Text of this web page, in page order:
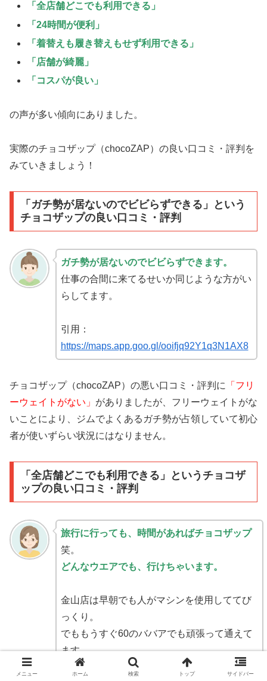
「全店舗どこでも利用できる」
「24時間が便利」
「着替えも履き替えもせず利用できる」
「店舗が綺麗」
「コスパが良い」
の声が多い傾向にありました。
実際のチョコザップ（chocoZAP）の良い口コミ・評判を
みていきましょう！
「ガチ勢が居ないのでビビらずできる」という
チョコザップの良い口コミ・評判
ガチ勢が居ないのでビビらずできます。
仕事の合間に来てるせいか同じような方がい
らしてます。
引用：
https://maps.app.goo.gl/ooifjq92Y1q3N1AX8
チョコザップ（chocoZAP）の悪い口コミ・評判に
「フリ
ーウェイトがない」 がありましたが、フリーウェイトがな
いことにより、ジムでよくある ガチ勢が占領していて初心
者が使いずらい状況にはなりません。
「全店舗どこでも利用できる」というチョコザ
ップの良い口コミ・評判
旅行に行っても、時間があればチョコザップ
笑。
どんなウエアでも、行けちゃいます。
金山店は早朝でも人がマシンを使用しててび
っくり。
でももうすぐ60のババアでも頑張って通えて
ます。
メニュー ホーム 検索 トップ サイドバー